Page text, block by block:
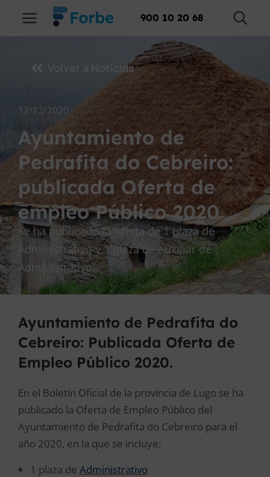
900 10 20 68
Volver a Noticias
12/12/2020
Ayuntamiento de
Pedrafita do Cebreiro:
publicada Oferta de
empleo Público 2020
Se ha publicado la oferta de 1 plaza de
Administrativo y 1 plaza de Auxiliar de
Administrativo.
Ayuntamiento de Pedrafita do
Cebreiro: Publicada Oferta de
Empleo Público 2020.
En el Boletín Oficial de la provincia de Lugo se ha
publicado la Oferta de Empleo Público del
Ayuntamiento de Pedrafita do Cebreiro para el
año 2020, en la que se incluye:
1 plaza de Administrativo